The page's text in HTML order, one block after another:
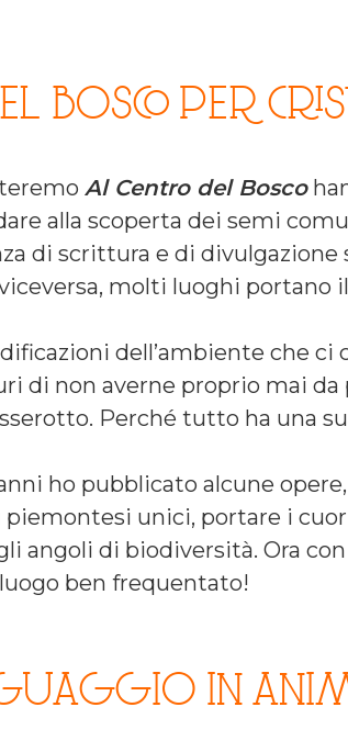
BOSCO PER
Al Centro del Bosco
alla scoperta dei semi
di scrittura e di
molti luoghi portano
dell’ambiente che
di non averne proprio mai
Perché tutto ha una
ho pubblicato alcune
unici, portare i
angoli di biodiversità. Ora
ben frequentato!
IN